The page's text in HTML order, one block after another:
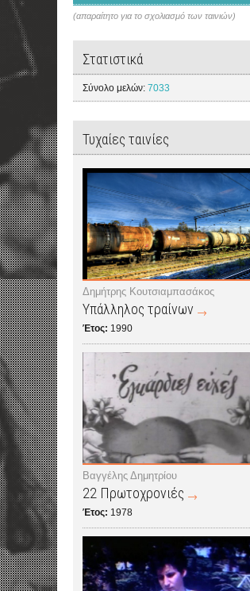
(απαραίτητο για το σχολιασμό των ταινιών)
Στατιστικά
Σύνολο μελών: 7033
Τυχαίες ταινίες
Δημήτρης Κουτσιαμπασάκος
Υπάλληλος τραίνων
Έτος: 1990
Βαγγέλης Δημητρίου
22 Πρωτοχρονιές
Έτος: 1978